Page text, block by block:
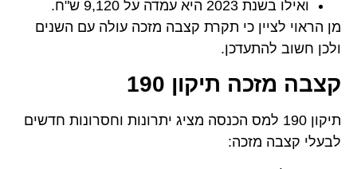
ואילו בשנת 2023 היא עמדה על 9,120 ש"ח.
מן הראוי לציין כי תקרת קצבה מזכה עולה עם השנים
ולכן חשוב להתעדכן.
קצבה מזכה תיקון 190
תיקון 190 למס הכנסה מציג יתרונות וחסרונות חדשים
לבעלי קצבה מזכה: